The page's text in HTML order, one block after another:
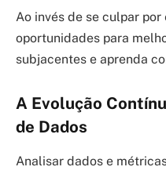
Ao invés de se culpar
oportunidades para
subjacentes e aprenda
A Evolução
de Dados
Analisar dados e